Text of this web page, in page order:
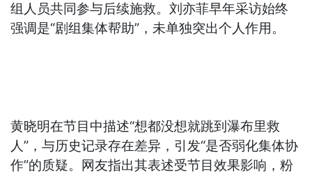
组人员共同参与后续施救。刘亦菲早年采访始终
强调是“剧组集体帮助”，未单独突出个人作用。
黄晓明在节目中描述“想都没想就跳到瀑布里救
人”，与历史记录存在差异，引发“是否弱化集体协
作”的质疑。网友指出其表述受节目效果影响，粉